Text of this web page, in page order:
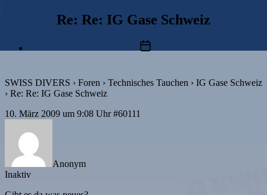
Re: Re: IG Gase Schweiz
Beitragsdatum
SWISS DIVERS › Foren › Technisches Tauchen › IG Gase Schweiz
› Re: Re: IG Gase Schweiz
10. März 2009 um 9:08 Uhr #60111
Anonym
Inaktiv